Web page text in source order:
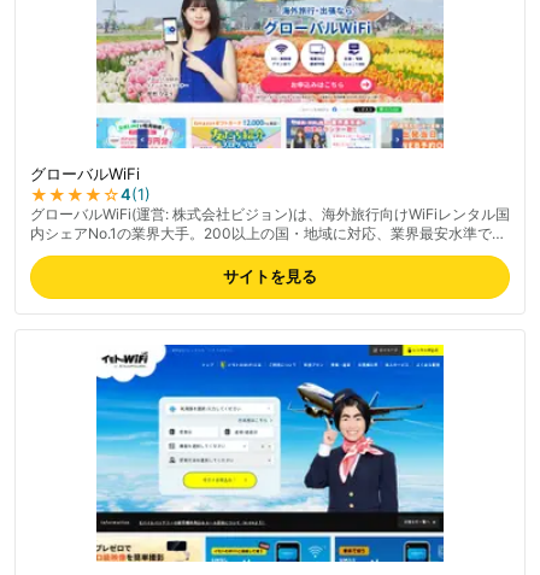
グローバルWiFi
★★★★☆4(1)
グローバルWiFi(運営: 株式会社ビジョン)は、海外旅行向けWiFiレンタル国
内シェアNo.1の業界大手。200以上の国・地域に対応、業界最安水準で大
容量プランも豊富。空港カウンター受取・宅配・コンビニ受取が選べ、
24時間365日サポート。空港カウンターでの受取がスムーズで取扱説明書
が分かりやすいとの評価、返却が空港専用BOXに入れるだけで簡単、カス
タマーセンターの対応も親切。渡航先200カ国以上に対応する広いカバレ
ッジが強み、法人利用にも対応。田舎で繋がりにくいケース・営業電話へ
の一部不満もあるため事前確認推奨。最新の料金は公式サイトでご確認く
サイトを見る